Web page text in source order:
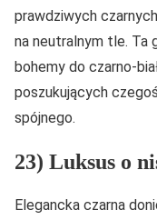
prawdziwych
na neutralnym tle. Ta
bohemy do czarno-
poszukujących
spójnego.
23) Luksus o
Elegancka czarna